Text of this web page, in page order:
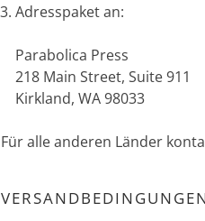
Adresspaket an:
Parabolica Press
218 Main Street, Suite 911
Kirkland, WA 98033
Für alle anderen Länder